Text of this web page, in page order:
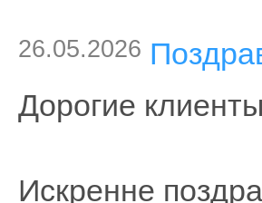
26.05.2026
Дорогие
Искренне